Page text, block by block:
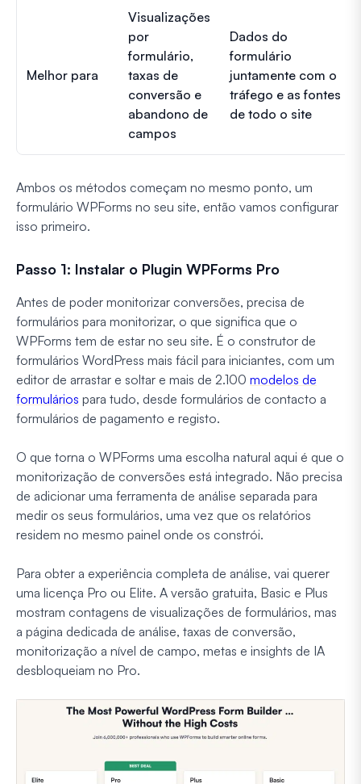
Melhor para
Visualizações
por
formulário,
taxas de
conversão e
abandono de
campos
Dados do
formulário
juntamente com o
tráfego e as fontes
de todo o site
Ambos os métodos começam no mesmo ponto, um
formulário WPForms no seu site, então vamos configurar
isso primeiro.
Passo 1: Instalar o Plugin WPForms Pro
Antes de poder monitorizar conversões, precisa de
formulários para monitorizar, o que significa que o
WPForms tem de estar no seu site. É o construtor de
formulários WordPress mais fácil para iniciantes, com um
editor de arrastar e soltar e mais de 2.100 modelos de
formulários para tudo, desde formulários de contacto a
formulários de pagamento e registo.
O que torna o WPForms uma escolha natural aqui é que o
monitorização de conversões está integrado. Não precisa
de adicionar uma ferramenta de análise separada para
medir os seus formulários, uma vez que os relatórios
residem no mesmo painel onde os constrói.
Para obter a experiência completa de análise, vai querer
uma licença Pro ou Elite. A versão gratuita, Basic e Plus
mostram contagens de visualizações de formulários, mas
a página dedicada de análise, taxas de conversão,
monitorização a nível de campo, metas e insights de IA
desbloqueiam no Pro.